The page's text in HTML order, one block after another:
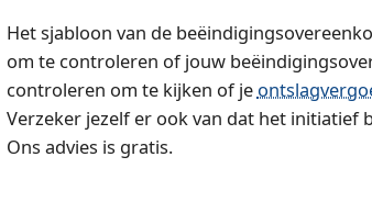
Het sjabloon van de
om te controleren of jouw
controleren om te kijken of je
Verzeker jezelf er ook van dat het initiatief
Ons advies is gratis.